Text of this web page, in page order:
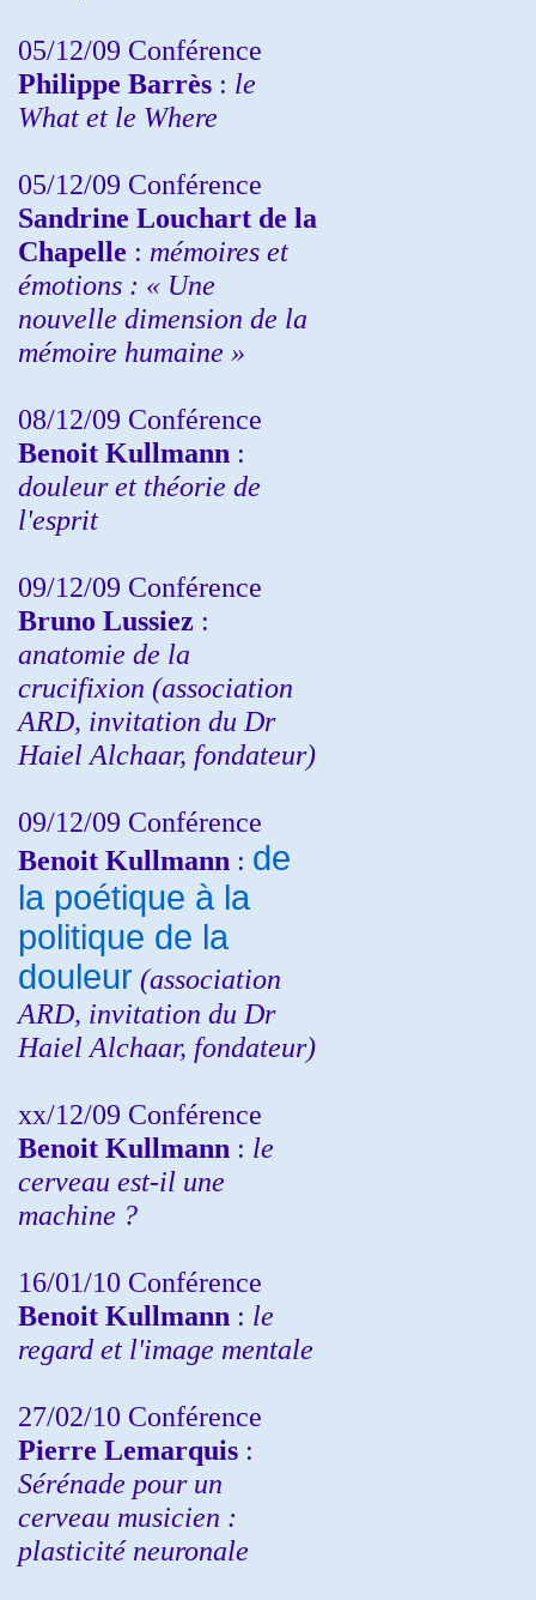
05/12/09 Conférence
Philippe Barrès : le
What et le Where
05/12/09 Conférence
Sandrine Louchart de la
Chapelle : mémoires et
émotions : « Une
nouvelle dimension de la
mémoire humaine »
08/12/09 Conférence
Benoit Kullmann :
douleur et théorie de
l'esprit
09/12/09 Conférence
Bruno Lussiez :
anatomie de la
crucifixion (association
ARD, invitation du Dr
Haiel Alchaar, fondateur)
09/12/09 Conférence
Benoit Kullmann : de
la poétique à la
politique de la
douleur (association
ARD, invitation du Dr
Haiel Alchaar, fondateur)
xx/12/09 Conférence
Benoit Kullmann : le
cerveau est-il une
machine ?
16/01/10 Conférence
Benoit Kullmann : le
regard et l'image mentale
27/02/10 Conférence
Pierre Lemarquis :
Sérénade pour un
cerveau musicien :
plasticité neuronale